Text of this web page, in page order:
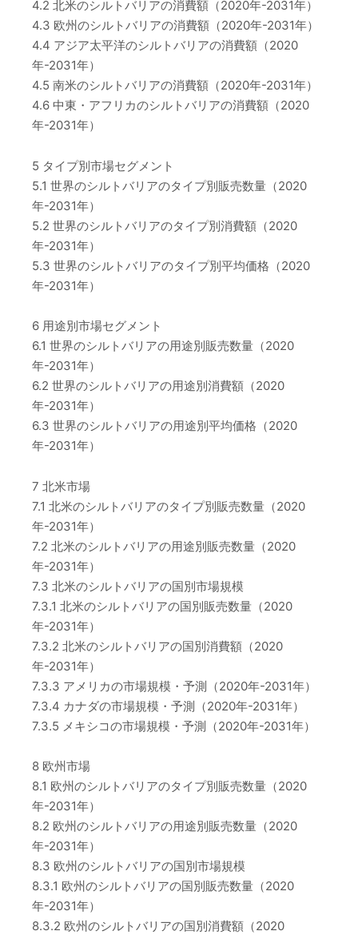
4.2 北米のシルトバリアの消費額（2020年-2031年）
4.3 欧州のシルトバリアの消費額（2020年-2031年）
4.4 アジア太平洋のシルトバリアの消費額（2020
年-2031年）
4.5 南米のシルトバリアの消費額（2020年-2031年）
4.6 中東・アフリカのシルトバリアの消費額（2020
年-2031年）
5 タイプ別市場セグメント
5.1 世界のシルトバリアのタイプ別販売数量（2020
年-2031年）
5.2 世界のシルトバリアのタイプ別消費額（2020
年-2031年）
5.3 世界のシルトバリアのタイプ別平均価格（2020
年-2031年）
6 用途別市場セグメント
6.1 世界のシルトバリアの用途別販売数量（2020
年-2031年）
6.2 世界のシルトバリアの用途別消費額（2020
年-2031年）
6.3 世界のシルトバリアの用途別平均価格（2020
年-2031年）
7 北米市場
7.1 北米のシルトバリアのタイプ別販売数量（2020
年-2031年）
7.2 北米のシルトバリアの用途別販売数量（2020
年-2031年）
7.3 北米のシルトバリアの国別市場規模
7.3.1 北米のシルトバリアの国別販売数量（2020
年-2031年）
7.3.2 北米のシルトバリアの国別消費額（2020
年-2031年）
7.3.3 アメリカの市場規模・予測（2020年-2031年）
7.3.4 カナダの市場規模・予測（2020年-2031年）
7.3.5 メキシコの市場規模・予測（2020年-2031年）
8 欧州市場
8.1 欧州のシルトバリアのタイプ別販売数量（2020
年-2031年）
8.2 欧州のシルトバリアの用途別販売数量（2020
年-2031年）
8.3 欧州のシルトバリアの国別市場規模
8.3.1 欧州のシルトバリアの国別販売数量（2020
年-2031年）
8.3.2 欧州のシルトバリアの国別消費額（2020